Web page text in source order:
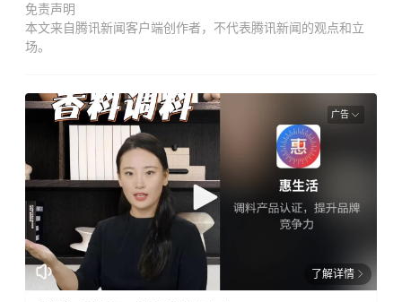
免责声明
本文来自腾讯新闻客户端创作者，不代表腾讯新闻的观点和立
场。
广告
了解详情